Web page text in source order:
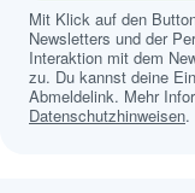
Mit Klick auf den
Newsletters und der
Interaktion mit dem
zu. Du kannst deine
Abmeldelink. Mehr
Datenschutzhinweisen.